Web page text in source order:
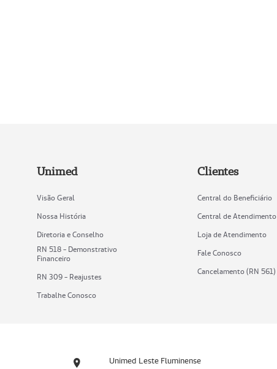
Unimed
Visão Geral
Nossa História
Diretoria e Conselho
RN 518 - Demonstrativo
Financeiro
RN 309 - Reajustes
Trabalhe Conosco
Clientes
Central do Beneficiário
Central de Atendimento
Loja de Atendimento
Fale Conosco
Cancelamento (RN 561)
Unimed Leste Fluminense